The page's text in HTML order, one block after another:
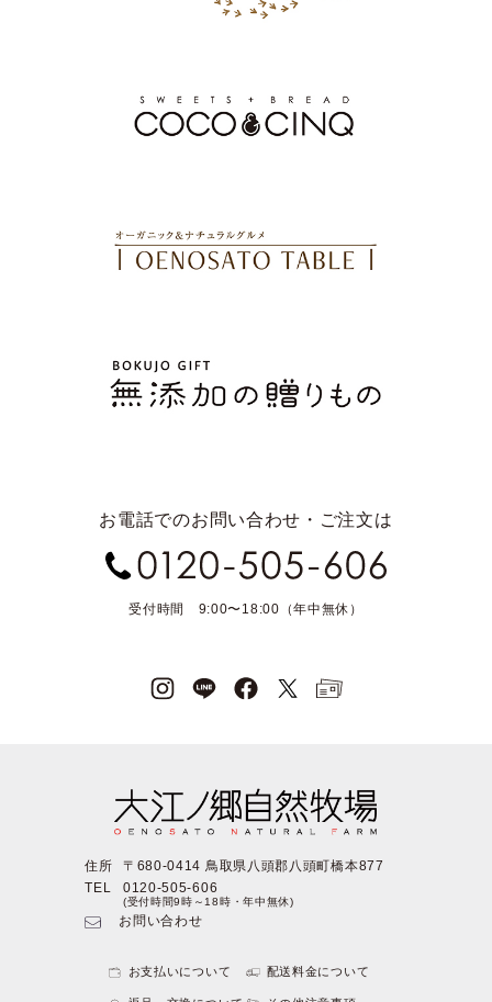
お電話でのお問い合わせ・ご注文は
受付時間 9:00〜18:00（年中無休）
住所
〒680-0414 鳥取県八頭郡八頭町橋本877
TEL
0120-505-606
(受付時間9時～18時・年中無休)
お問い合わせ
お支払いについて 配送料金について